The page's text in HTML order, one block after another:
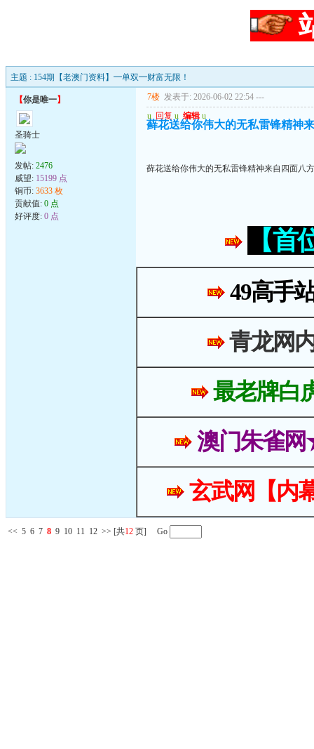
主题 : 154期【老澳门资料】━单双━财富无限！
【你是唯一】
圣骑士
发帖: 2476
威望: 15199 点
铜币: 3633 枚
贡献值: 0 点
好评度: 0 点
7楼 发表于: 2026-06-02 22:54 ---
u 回复 u 编辑 u
藓花送给你伟大的无私雷锋精神
藓花送给你伟大的无私雷锋精神来自四面八
【
49高手
青龙网
最老牌白
澳门朱雀
玄武网【内
<< 5 6 7 8 9 10 11 12 >> [共12 页] Go